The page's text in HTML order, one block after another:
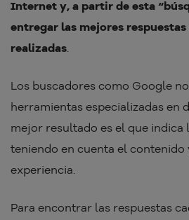
Internet y, a partir de esta
entregar las mejores respuestas
realizadas
Los buscadores como Google
herramientas especializadas en
mejor resultado es el que indica
teniendo en cuenta el contenido
experiencia.
Para encontrar las respuestas